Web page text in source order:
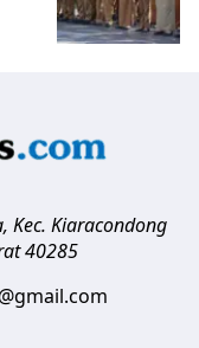
Kec. Kiaracondong
40285